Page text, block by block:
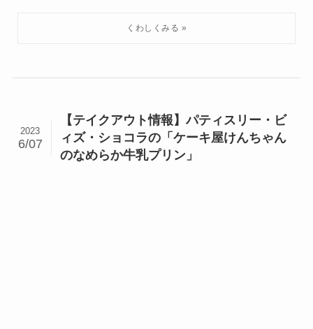
【テイクアウト情報】パティスリー・ビ
ィズ・ショコラの「ケーキ屋けんちゃん
のなめらか牛乳プリン」
2023
6/07